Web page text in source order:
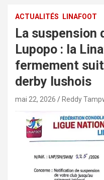
ACTUALITÉS LINAFOOT
La suspension
Lupopo : la
fermement
derby lushois
mai 22, 2026 Reddy